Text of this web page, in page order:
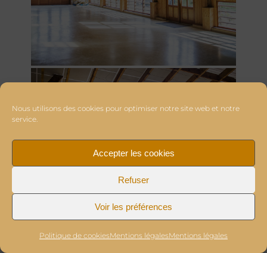
Nous utilisons des cookies pour optimiser notre site web et notre
service.
Accepter les cookies
Refuser
Voir les préférences
Politique de cookiesMentions légalesMentions légales